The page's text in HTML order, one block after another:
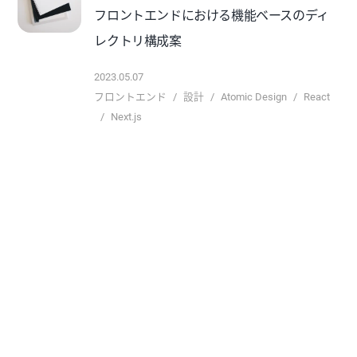
フロントエンドにおける機能ベースのディ
レクトリ構成案
2023.05.07
フロントエンド
設計 Atomic Design
React
Next.js